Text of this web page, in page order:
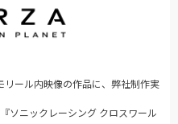
ール内映像の作品に、弊社制作実
ソニックレーシング クロスワール